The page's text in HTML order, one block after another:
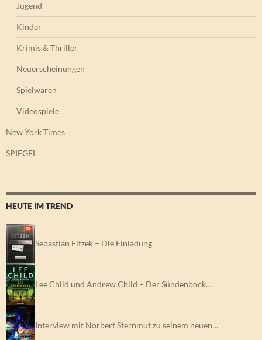
Jugend
Kinder
Krimis & Thriller
Neuerscheinungen
Spielwaren
Videospiele
New York Times
SPIEGEL
HEUTE IM TREND
Sebastian Fitzek – Die Einladung
Lee Child und Andrew Child – Der Sündenbock…
Interview mit Norbert Sternmut zu seinem neuen…